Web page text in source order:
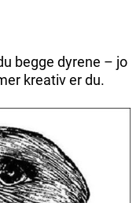
begge dyrene – jo
kreativ er du.